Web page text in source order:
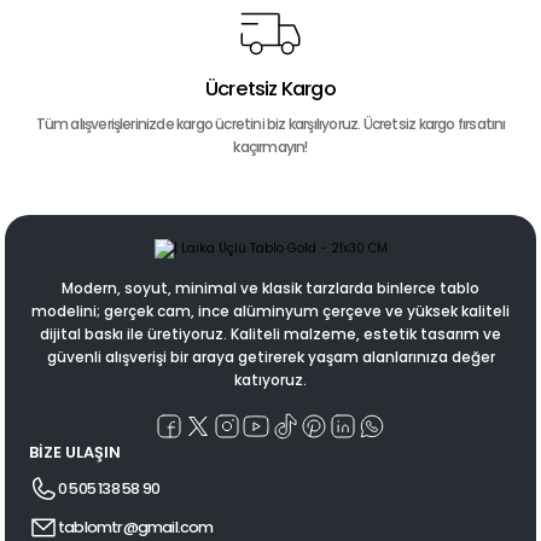
Ücretsiz Kargo
Tüm alışverişlerinizde kargo ücretini biz karşılıyoruz. Ücretsiz kargo fırsatını
kaçırmayın!
Modern, soyut, minimal ve klasik tarzlarda binlerce tablo
modelini; gerçek cam, ince alüminyum çerçeve ve yüksek kaliteli
dijital baskı ile üretiyoruz. Kaliteli malzeme, estetik tasarım ve
güvenli alışverişi bir araya getirerek yaşam alanlarınıza değer
katıyoruz.
BİZE ULAŞIN
0 505 138 58 90
tablomtr@gmail.com